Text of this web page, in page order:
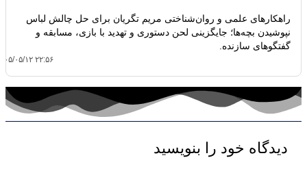
راهکارهای علمی و روان‌شناختی مریم تگریان برای حل چالش لباس
نپوشیدن بچه‌ها؛ جایگزینی لحن دستوری و تهدید با بازی، مسابقه و
گفتگوهای سازنده.
۱۴۰۵/۰۵/۱۲
دیدگاه‌ خود را بنویسید